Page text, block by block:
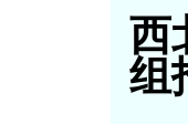
西
组